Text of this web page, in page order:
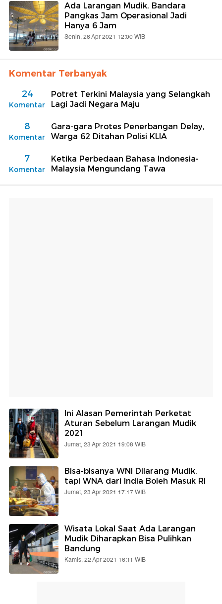
Ada Larangan Mudik, Bandara
Pangkas Jam Operasional Jadi
Hanya 6 Jam
Senin, 26 Apr 2021 12:00 WIB
Komentar Terbanyak
24
Komentar
Potret Terkini Malaysia yang Selangkah
Lagi Jadi Negara Maju
8
Komentar
Gara-gara Protes Penerbangan Delay,
Warga 62 Ditahan Polisi KLIA
7
Komentar
Ketika Perbedaan Bahasa Indonesia-
Malaysia Mengundang Tawa
Ini Alasan Pemerintah Perketat
Aturan Sebelum Larangan Mudik
2021
Jumat, 23 Apr 2021 19:08 WIB
Bisa-bisanya WNI Dilarang Mudik,
tapi WNA dari India Boleh Masuk RI
Jumat, 23 Apr 2021 17:17 WIB
Wisata Lokal Saat Ada Larangan
Mudik Diharapkan Bisa Pulihkan
Bandung
Kamis, 22 Apr 2021 16:11 WIB